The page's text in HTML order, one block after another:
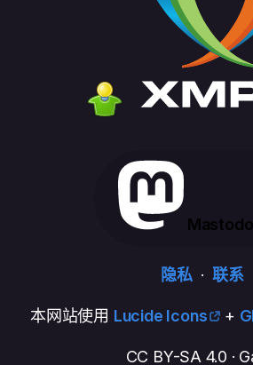
隐私·联系
本网站使用 Lucide Icons +
CC BY-SA 4.0 ·